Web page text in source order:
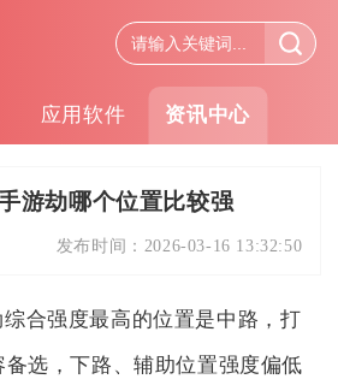
应用软件 资讯中心
游劫哪个位置比较强
发布时间： 2026-03-16 13:32:50
合强度最高的位置是中路，打
选，下路、辅助位置强度偏低